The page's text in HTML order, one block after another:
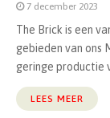
7 december 2023
The Brick is een
gebieden van ons
geringe productie
LEES MEER